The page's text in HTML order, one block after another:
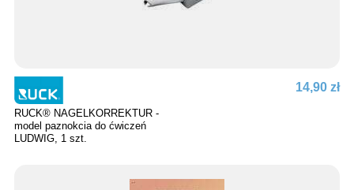
RUCK® NAGELKORREKTUR -
model paznokcia do ćwiczeń
LUDWIG, 1 szt.
14,90 zł